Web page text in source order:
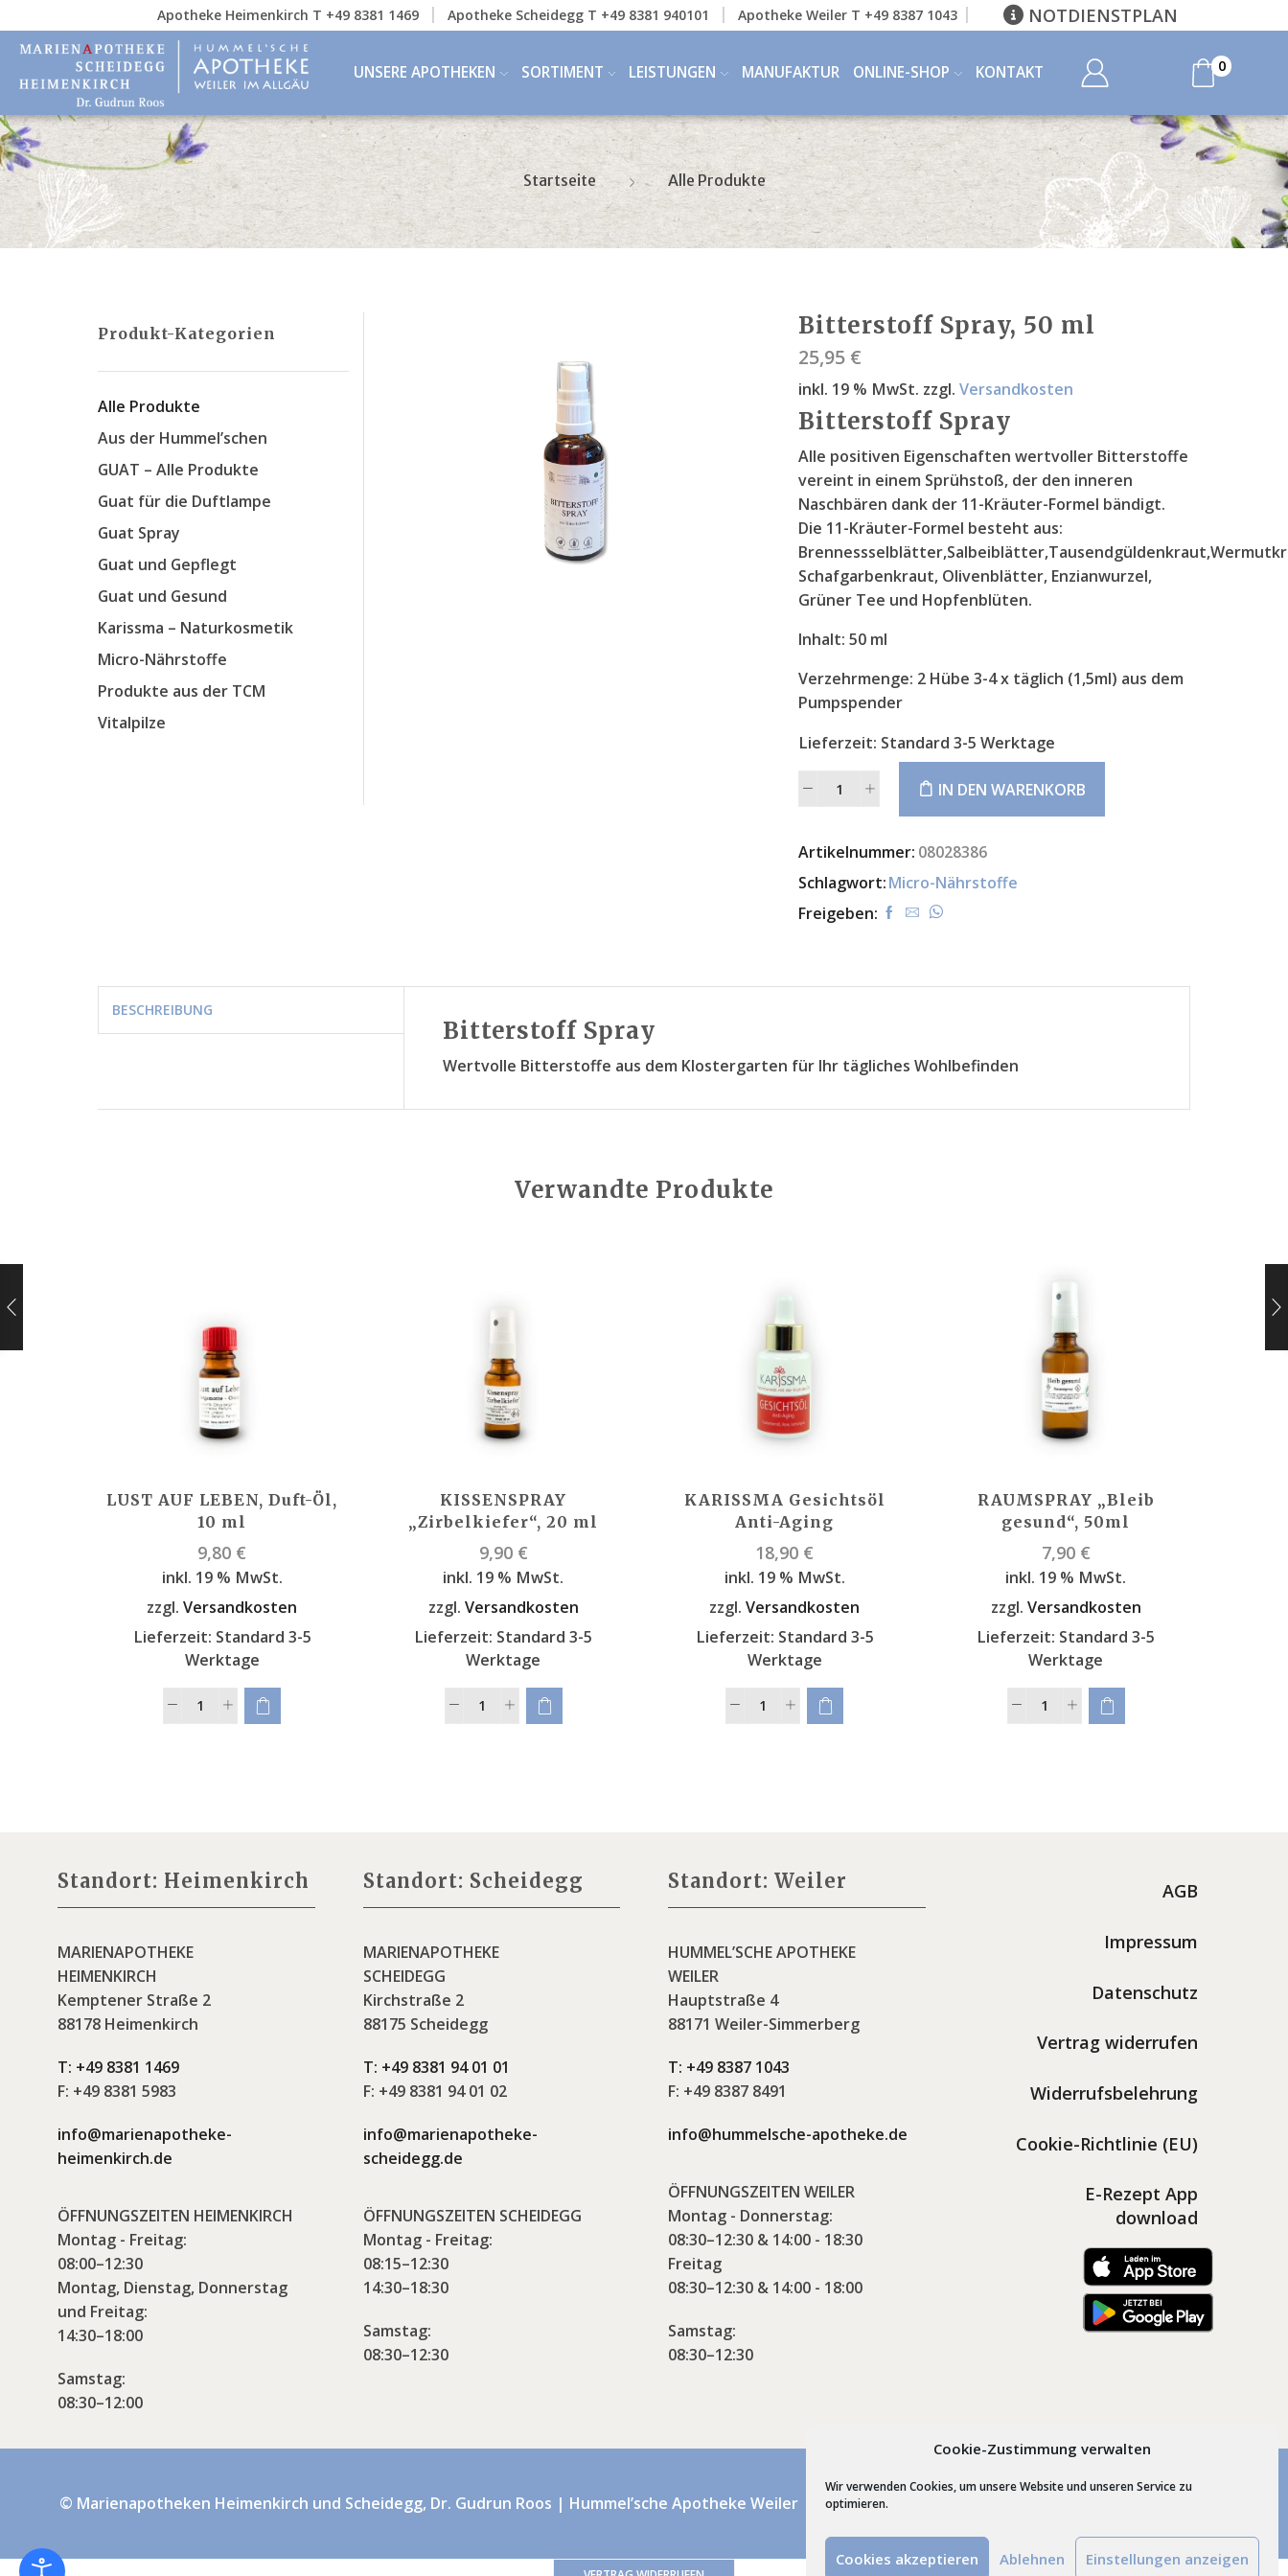
Cookie-Zustimmung verwalten
Wir verwenden Cookies, um unsere Website und unseren Service zu
optimieren.
Cookies akzeptieren Ablehnen Einstellungen anzeigen
Apotheke Heimenkirch T +49 8381 1469 Apotheke Scheidegg T +49 8381 940101 Apotheke Weiler T +49 8387 1043 NOTDIENSTPLAN
UNSERE APOTHEKEN SORTIMENT LEISTUNGEN MANUFAKTUR ONLINE-SHOP KONTAKT 0
Startseite Alle Produkte
Bitterstoff Spray, 50 ml
25,95 €
inkl. 19 % MwSt. zzgl.Versandkosten
Bitterstoff Spray
Alle positiven Eigenschaften wertvoller Bitterstoffe
vereint in einem Sprühstoß, der den inneren
Naschbären dank der 11-Kräuter-Formel bändigt.
Die 11-Kräuter-Formel besteht aus:
Schafgarbenkraut, Olivenblätter, Enzianwurzel,
Grüner Tee und Hopfenblüten.
Inhalt: 50 ml
Verzehrmenge: 2 Hübe 3-4 x täglich (1,5ml) aus dem
Pumpspender
Lieferzeit: Standard 3-5 Werktage
IN DEN WARENKORB
Alternative:
Artikelnummer: 08028386
Schlagwort:Micro-Nährstoffe
Freigeben:
Produkt-Kategorien
Alle Produkte
Aus der Hummel’schen
GUAT – Alle Produkte
Guat für die Duftlampe
Guat Spray
Guat und Gepflegt
Guat und Gesund
Karissma – Naturkosmetik
Micro-Nährstoffe
Produkte aus der TCM
Vitalpilze
BESCHREIBUNG
Bitterstoff Spray
Wertvolle Bitterstoffe aus dem Klostergarten für Ihr tägliches Wohlbefinden
Verwandte Produkte
LUST AUF LEBEN, Duft-Öl,
10 ml
9,80 €
inkl. 19 % MwSt.
zzgl.Versandkosten
Lieferzeit: Standard 3-5
Werktage
KISSENSPRAY
„Zirbelkiefer“, 20 ml
9,90 €
inkl. 19 % MwSt.
zzgl. Versandkosten
Lieferzeit: Standard 3-5
Werktage
KARISSMA Gesichtsöl
Anti-Aging
18,90 €
inkl. 19 % MwSt.
zzgl.Versandkosten
Lieferzeit: Standard 3-5
Werktage
RAUMSPRAY „Bleib
gesund“, 50ml
7,90 €
inkl. 19 % MwSt.
zzgl. Versandkosten
Lieferzeit: Standard 3-5
Werktage
Standort: Heimenkirch
MARIENAPOTHEKE
HEIMENKIRCH
Kemptener Straße 2
88178 Heimenkirch
T: +49 8381 1469
F: +49 8381 5983
info@marienapotheke-
heimenkirch.de
ÖFFNUNGSZEITEN HEIMENKIRCH
Montag - Freitag:
08:00–12:30
Montag, Dienstag, Donnerstag
und Freitag:
14:30–18:00
Samstag:
08:30–12:00
Standort: Scheidegg
MARIENAPOTHEKE
SCHEIDEGG
Kirchstraße 2
88175 Scheidegg
T: +49 8381 94 01 01
F: +49 8381 94 01 02
info@marienapotheke-
scheidegg.de
ÖFFNUNGSZEITEN SCHEIDEGG
Montag - Freitag:
08:15–12:30
14:30–18:30
Samstag:
08:30–12:30
Standort: Weiler
HUMMEL’SCHE APOTHEKE
WEILER
Hauptstraße 4
88171 Weiler-Simmerberg
T: +49 8387 1043
F: +49 8387 8491
info@hummelsche-apotheke.de
ÖFFNUNGSZEITEN WEILER
Montag - Donnerstag:
08:30–12:30 & 14:00 - 18:30
Freitag
08:30–12:30 & 14:00 - 18:00
Samstag:
08:30–12:30
AGB
Impressum
Datenschutz
Vertrag widerrufen
Widerrufsbelehrung
Cookie-Richtlinie (EU)
E-Rezept App
download
© Marienapotheken Heimenkirch und Scheidegg, Dr. Gudrun Roos | Hummel’sche Apotheke Weiler | Webdesign by